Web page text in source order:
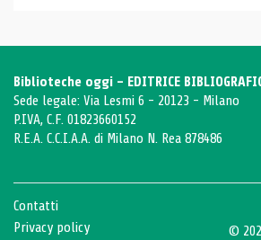
Biblioteche oggi - EDITRICE
Sede legale: Via Lesmi 6 - 20123 - Milano
P.IVA, C.F. 01823660152
R.E.A. C.C.I.A.A. di Milano N. Rea 878486
Contatti
Privacy policy
©